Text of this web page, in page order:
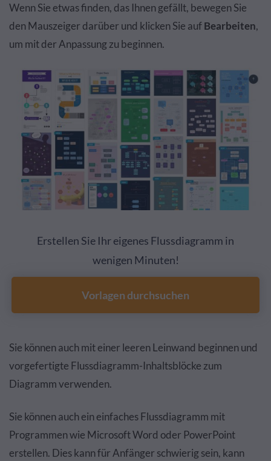
Wenn Sie etwas finden, das Ihnen gefällt, bewegen Sie
den Mauszeiger darüber und klicken Sie aufBearbeiten,
um mit der Anpassung zu beginnen.
Erstellen Sie Ihr eigenes Flussdiagramm in
wenigen Minuten!
Vorlagen durchsuchen
Sie können auch mit einer leeren Leinwand beginnen und
vorgefertigte Flussdiagramm-Inhaltsblöcke zum
Diagramm verwenden.
Sie können auch ein einfaches Flussdiagramm mit
Programmen wie Microsoft Word oder PowerPoint
erstellen. Dies kann für Anfänger schwierig sein, kann